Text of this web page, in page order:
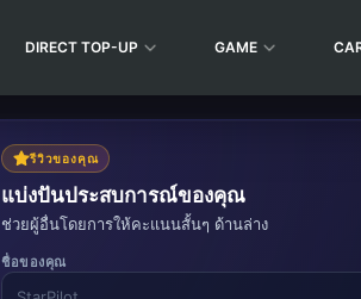
DIRECT TOP-UP GAME
รีวิวของคุณ
แบ่งปันประสบการณ์ของคุณ
ช่วยผู้อื่นโดยการให้คะแนนสั้นๆ ด้านล่าง
ชื่อของคุณ